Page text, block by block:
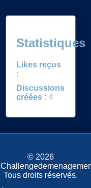
Statistiques
Likes reçus
:
Discussions
créées : 4
© 2026
Tous droits réservés.